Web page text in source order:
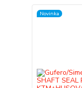
Novinka